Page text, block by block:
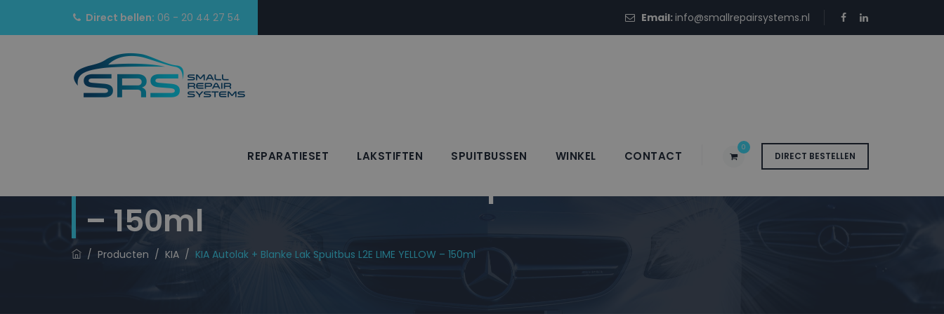
Direct bellen: 06 - 20 44 27 54 Email:info@smallrepairsystems.nl
DIRECT BESTELLEN
0
REPARATIESET LAKSTIFTEN SPUITBUSSEN WINKEL CONTACT
KIA Autolak + Blanke Lak Spuitbus L2E LIME YELLOW
– 150ml
/ Producten / KIA / KIA Autolak + Blanke Lak Spuitbus L2E LIME YELLOW – 150ml